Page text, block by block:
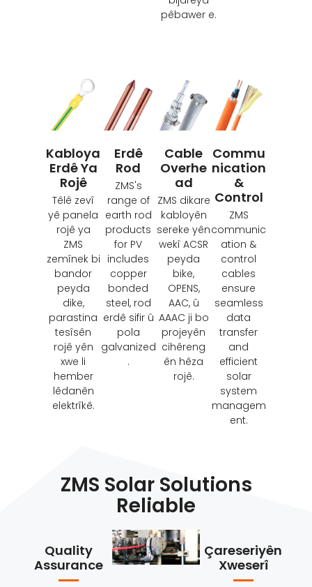
pêbawer e.
Kabloya
Erdê Ya
Rojê
Têlê zevî
yê panela
rojê ya
ZMS
zemînek bi
bandor
peyda
dike,
parastina
tesîsên
rojê yên
xwe li
hember
lêdanên
elektrîkê.
Erdê
Rod
ZMS's
range of
earth rod
products
for PV
includes
copper
bonded
steel, rod
erdê sifir û
pola
galvanized
.
Cable
Overhe
Ad
ZMS dikare
kabloyên
sereke yên
wekî ACSR
peyda
bike,
OPENS,
AAC, û
AAAC ji bo
projeyên
cihêreng
ên hêza
rojê.
Commu
Nication
&
Control
ZMS
communic
ation &
control
cables
ensure
seamless
data
transfer
and
efficient
solar
system
managem
ent.
ZMS Solar Solutions
Reliable
Quality
Assurance
Çareseriyên
Xweserî